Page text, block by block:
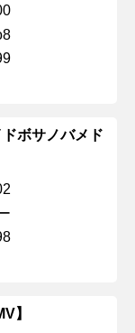
ボサノバメド
】